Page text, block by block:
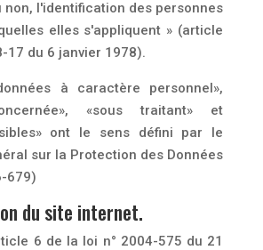
non, l'identification des personnes
elles s'appliquent » (article
17 du 6 janvier 1978).
à caractère personnel»,
«sous traitant» et
ont le sens défini par le
sur la Protection des Données
679)
du site internet.
6 de la loi n° 2004-575 du 21